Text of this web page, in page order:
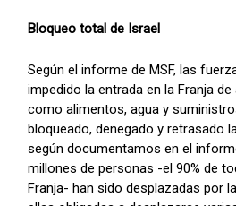
Bloqueo total de Israel
Según el informe de MSF, las
impedido la entrada en la Franja
como alimentos, agua y
bloqueado, denegado y retrasado
según documentamos en el
millones de personas -el 90% de
Franja- han sido desplazadas por